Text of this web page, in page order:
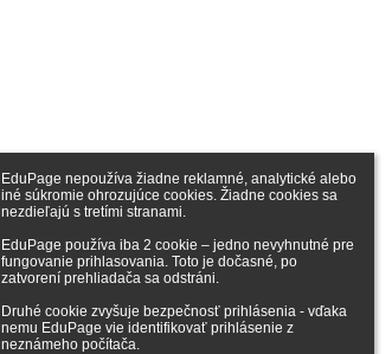
EduPage nepoužíva žiadne reklamné, analytické alebo
iné súkromie ohrozujúce cookies. Žiadne cookies sa
nezdieľajú s tretími stranami.
EduPage používa iba 2 cookie – jedno nevyhnutné pre
fungovanie prihlasovania. Toto je dočasné, po
zatvorení prehliadača sa odstráni.
Druhé cookie zvyšuje bezpečnosť prihlásenia - vďaka
nemu EduPage vie identifikovať prihlásenie z
neznámeho počítača.